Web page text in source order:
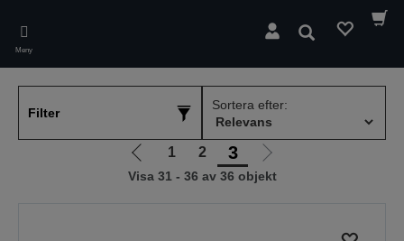
main
content
Meny
Sök
Filter
Sortera efter:
Gå
till
1 2 3
Gå
till
Visa 31 - 36 av 36 objekt